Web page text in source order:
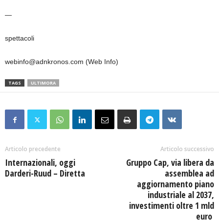
—
spettacoli
webinfo@adnkronos.com (Web Info)
TAGS ULTIMORA
Articolo precedente
Internazionali, oggi
Darderi-Ruud – Diretta
Articolo successivo
Gruppo Cap, via libera da
assemblea ad
aggiornamento piano
industriale al 2037,
investimenti oltre 1 mld
euro